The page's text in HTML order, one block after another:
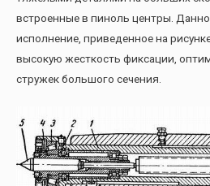
встроенные в пиноль центры.
исполнение, приведенное на
высокую жесткость фиксации,
стружек большого сечения.